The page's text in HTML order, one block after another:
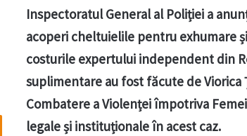
Inspectoratul General al Poliției a
acoperi cheltuielile pentru exhumare
costurile expertului independent din
suplimentare au fost făcute de
Combatere a Violenței împotriva
legale și instituționale în acest caz.
Odnoklassniki